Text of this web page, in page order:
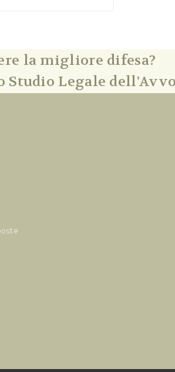
la migliore difesa?
Studio Legale